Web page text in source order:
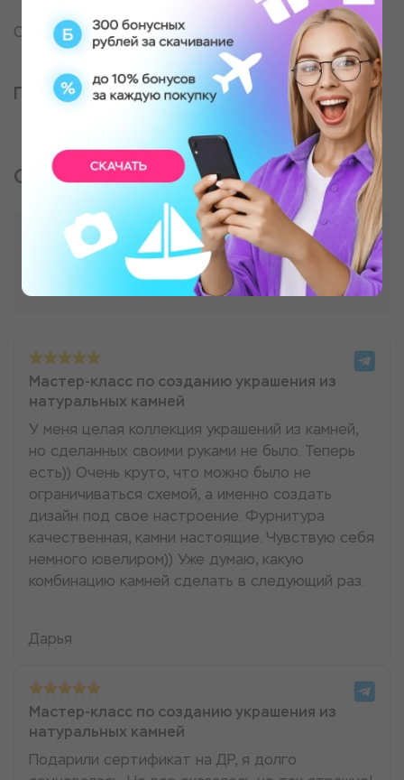
Советский р-н
Партнер, оказывающий услугу
Отзывы о подарке
Мастер-класс по созданию украшения из
натуральных камней
У меня целая коллекция украшений из камней,
но сделанных своими руками не было. Теперь
есть)) Очень круто, что можно было не
ограничиваться схемой, а именно создать
дизайн под свое настроение. Фурнитура
качественная, камни настоящие. Чувствую себя
немного ювелиром)) Уже думаю, какую
комбинацию камней сделать в следующий раз.
Дарья
Мастер-класс по созданию украшения из
натуральных камней
Подарили сертификат на ДР, я долго